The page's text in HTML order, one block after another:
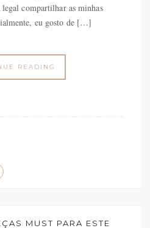
compartilhar as minhas
eu gosto de […]
READING
MUST PARA ESTE